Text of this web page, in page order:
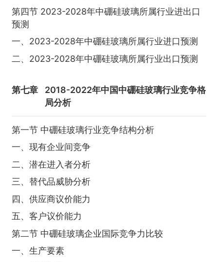
第四节 2023-2028年中硼硅玻璃所属行业进出口
预测
一、2023-2028年中硼硅玻璃所属行业进口预测
二、2023-2028年中硼硅玻璃所属行业出口预测
第七章
2018-2022年中国中硼硅玻璃行业竞争格
局分析
第一节 中硼硅玻璃行业竞争结构分析
一、现有企业间竞争
二、潜在进入者分析
三、替代品威胁分析
四、供应商议价能力
五、客户议价能力
第二节 中硼硅玻璃企业国际竞争力比较
一、生产要素